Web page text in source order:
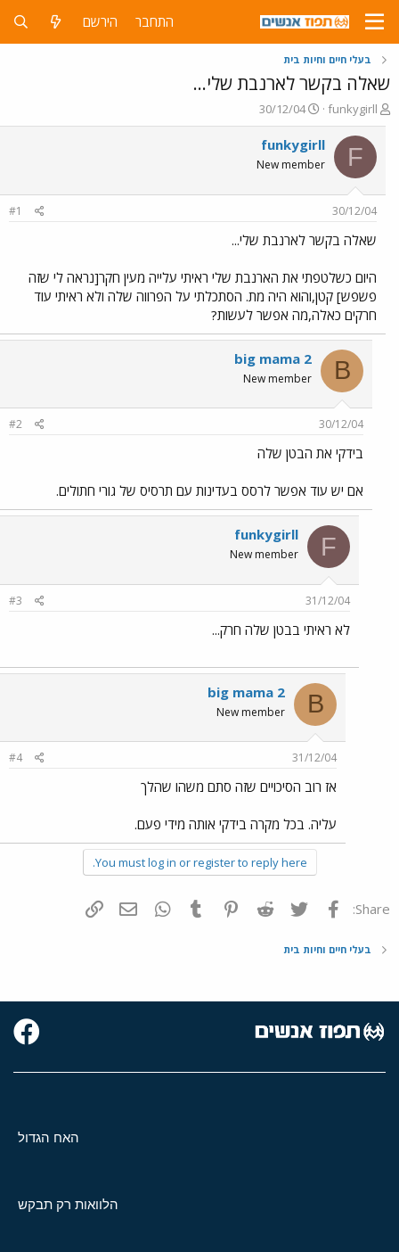
התחבר הירשם
בעלי חיים וחיות בית
שאלה בקשר לארנבת שלי...
פ
ו
ת
ח
ה
ש
א
funkygirll
פ
ו
ר
ס
ם
ר
30/12/04
F
funkygirll
New member
30/12/04
#1
שאלה בקשר לארנבת שלי...
היום כשלטפתי את הארנבת שלי ראיתי עלייה מעין חקר[נראה לי שזה
פשפש] קטן,והוא היה מת. הסתכלתי על הפרווה שלה ולא ראיתי עוד
חרקים כאלה,מה אפשר לעשות?
B
big mama 2
New member
30/12/04
#2
בידקי את הבטן שלה
אם יש עוד אפשר לרסס בעדינות עם תרסיס של גורי חתולים.
F
funkygirll
New member
31/12/04
#3
לא ראיתי בבטן שלה חרק...
B
big mama 2
New member
31/12/04
#4
אז רוב הסיכויים שזה סתם משהו שהלך
עליה. בכל מקרה בידקי אותה מידי פעם.
You must log in or register to reply here.
Share: פייסבוק Twitter
Reddit
Pinterest
Tumblr
WhatsAppדואר אלקטרוני
בעלי חיים וחיות בית
האח הגדול
הלוואות רק תבקש